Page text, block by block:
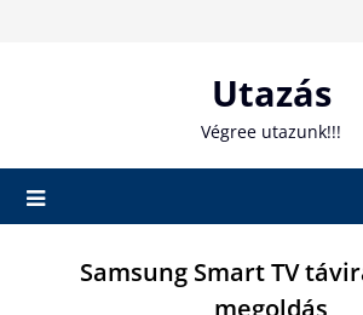
Utazás
Végree utazunk!!!
Samsung Smart TV
megoldás